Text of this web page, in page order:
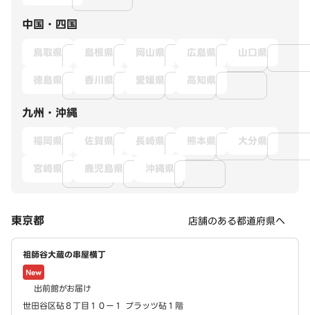
中国・四国
鳥取県 島根県 岡山県 広島県
山口県
徳島県
香川県 愛媛県 高知県
九州・沖縄
福岡県 佐賀県 長崎県 熊本県
大分県
宮崎県
鹿児島県 沖縄県
東京都 店舗のある都道府県へ
祖師谷大蔵の串屋横丁
New
出前館がお届け
世田谷区砧８丁目１０ー１ プラッツ砧１階